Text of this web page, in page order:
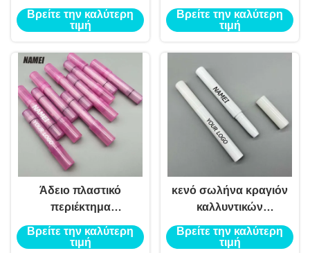
σφουγγαριού
σωλήνας
Βρείτε την καλύτερη
τιμή
Highlighter
Βρείτε την καλύτερη
τιμή
Άδειο πλαστικό
περιέκτημα
επισημαίνει το δοχείο
Βρείτε την καλύτερη
τιμή
κενό σωλήνα κραγιόν
καλλυντικών
σωλήνων
συσκευασία
Βρείτε την καλύτερη
τιμή